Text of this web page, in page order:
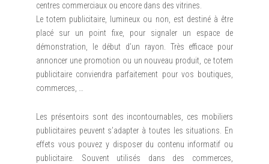
centres commerciaux ou encore dans des vitrines.
Le totem publicitaire, lumineux ou non, est destiné à être
placé sur un point fixe, pour signaler un espace de
démonstration, le début d’un rayon. Très efficace pour
annoncer une promotion ou un nouveau produit, ce totem
publicitaire conviendra parfaitement pour vos boutiques,
commerces, …
Les présentoirs sont des incontournables, ces mobiliers
publicitaires peuvent s’adapter à toutes les situations. En
effets vous pouvez y disposer du contenu informatif ou
publicitaire. Souvent utilisés dans des commerces,